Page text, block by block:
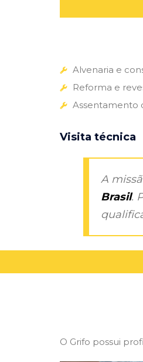
Alvenaria e
Reforma e
Assentamento
Visita técnica
A
Brasil.
O Grifo possui